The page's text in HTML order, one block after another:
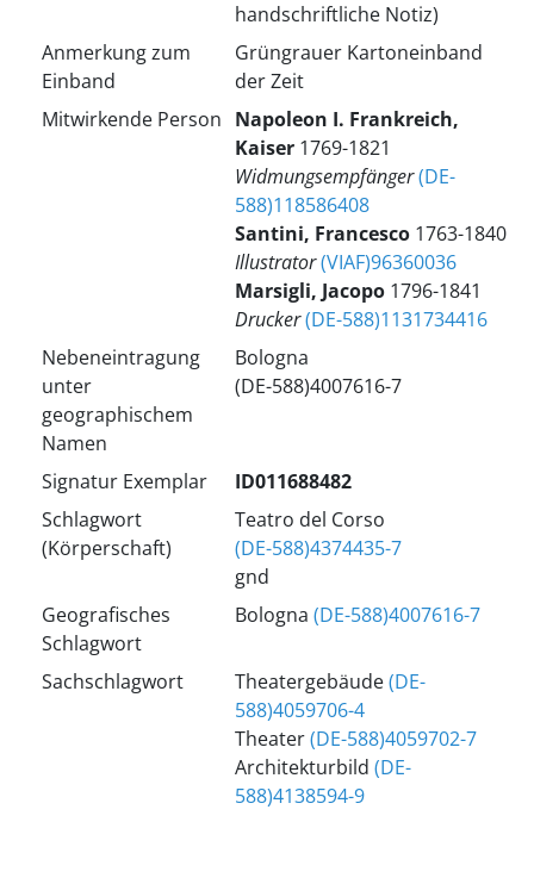
handschriftliche Notiz)
Anmerkung zum
Einband
Grüngrauer Kartoneinband
der Zeit
Mitwirkende Person Napoleon I. Frankreich,
Kaiser 1769-1821
Widmungsempfänger(DE-
588)118586408
Santini, Francesco 1763-1840
Illustrator(VIAF)96360036
Marsigli, Jacopo 1796-1841
Drucker(DE-588)1131734416
Nebeneintragung
unter
geographischem
Namen
Bologna
(DE-588)4007616-7
Signatur Exemplar
ID011688482
Schlagwort
(Körperschaft)
Teatro del Corso
(DE-588)4374435-7
gnd
Geografisches
Schlagwort
Bologna (DE-588)4007616-7
Sachschlagwort Theatergebäude(DE-
588)4059706-4
Theater(DE-588)4059702-7
Architekturbild (DE-
588)4138594-9